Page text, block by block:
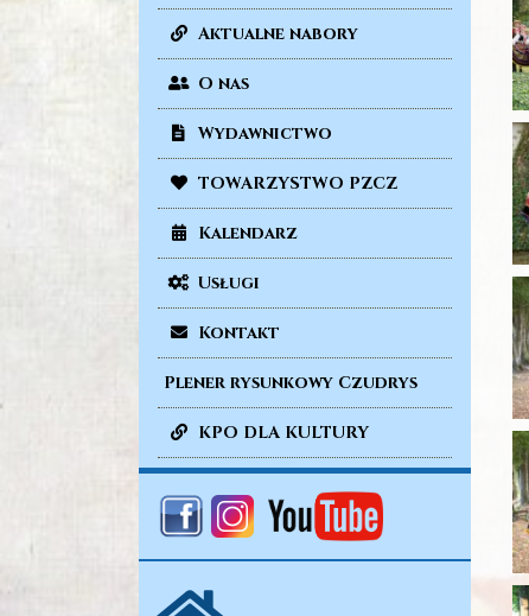
Aktualne nabory
O nas
Wydawnictwo
TOWARZYSTWO PZCZ
Kalendarz
Usługi
Kontakt
Plener rysunkowy Czudrys
KPO DLA KULTURY